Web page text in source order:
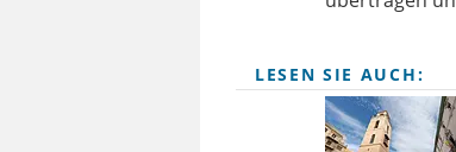
LESEN SIE AUCH: